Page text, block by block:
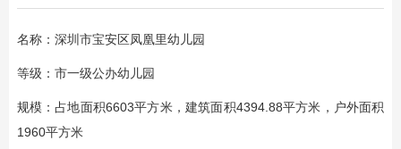
名称：深圳市宝安区凤凰里幼儿园
等级：市一级公办幼儿园
规模：占地面积6603平方米，建筑面积4394.88平方米，户外面积
1960平方米